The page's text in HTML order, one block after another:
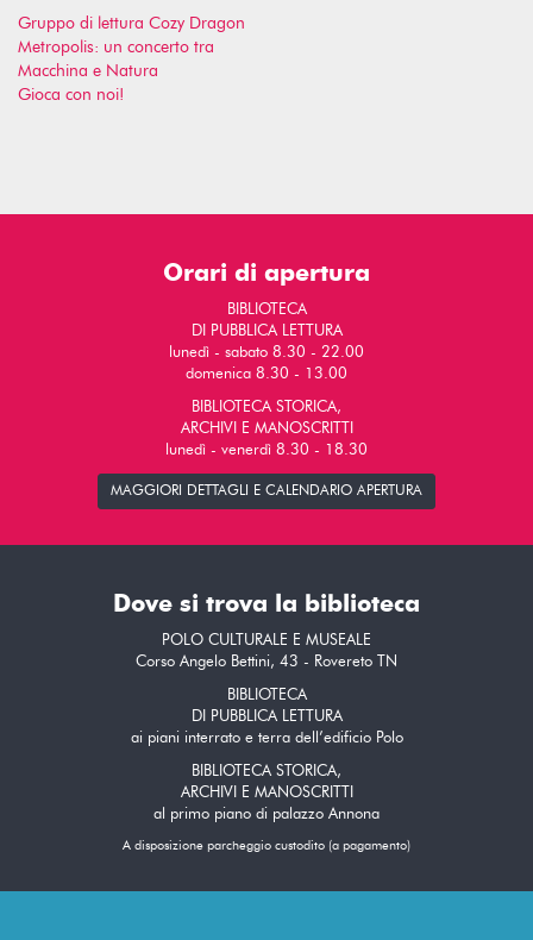
Gruppo di lettura Cozy Dragon
Metropolis: un concerto tra
Macchina e Natura
Gioca con noi!
Orari di apertura
BIBLIOTECA
DI PUBBLICA LETTURA
lunedì - sabato 8.30 - 22.00
domenica 8.30 - 13.00
BIBLIOTECA STORICA,
ARCHIVI E MANOSCRITTI
lunedì - venerdì 8.30 - 18.30
MAGGIORI DETTAGLI E CALENDARIO APERTURA
Dove si trova la biblioteca
POLO CULTURALE E MUSEALE
Corso Angelo Bettini, 43 - Rovereto TN
BIBLIOTECA
DI PUBBLICA LETTURA
ai piani interrato e terra dell’edificio Polo
BIBLIOTECA STORICA,
ARCHIVI E MANOSCRITTI
al primo piano di palazzo Annona
A disposizione parcheggio custodito (a pagamento)